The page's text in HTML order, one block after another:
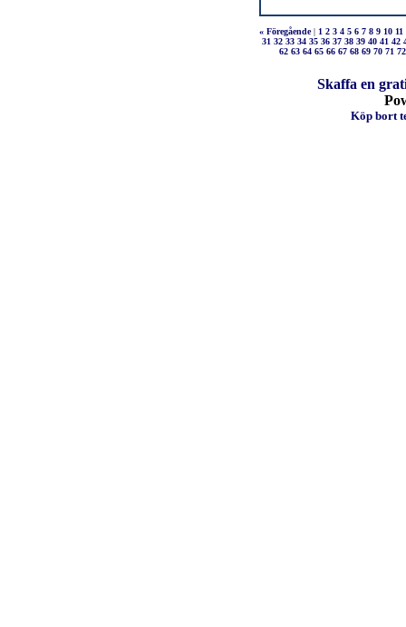
« Föregående| 1 2 3 4 5 6 7 8 9 10 11
31 32 33 34 35 36 37 38 39 40 41 42
62 63 64 65 66 67 68 69 70 71 72
Skaffa en
Köp bort